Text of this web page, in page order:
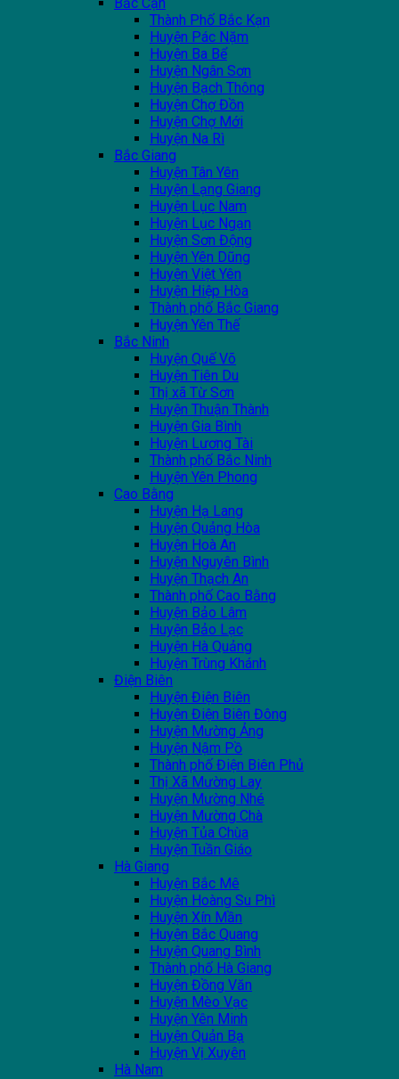
Thành Phố Bắc Kạn
Huyện Pác Nặm
Huyện Ba Bể
Huyện Ngân Sơn
Huyện Bạch Thông
Huyện Chợ Đồn
Huyện Chợ Mới
Huyện Na Rì
Bắc Giang
Huyện Tân Yên
Huyện Lạng Giang
Huyện Lục Nam
Huyện Lục Ngạn
Huyện Sơn Động
Huyện Yên Dũng
Huyện Việt Yên
Huyện Hiệp Hòa
Thành phố Bắc Giang
Huyện Yên Thế
Bắc Ninh
Huyện Quế Võ
Huyện Tiên Du
Thị xã Từ Sơn
Huyện Thuận Thành
Huyện Gia Bình
Huyện Lương Tài
Thành phố Bắc Ninh
Huyện Yên Phong
Cao Bằng
Huyện Hạ Lang
Huyện Quảng Hòa
Huyện Hoà An
Huyện Nguyên Bình
Huyện Thạch An
Thành phố Cao Bằng
Huyện Bảo Lâm
Huyện Bảo Lạc
Huyện Hà Quảng
Huyện Trùng Khánh
Điện Biên
Huyện Điện Biên
Huyện Điện Biên Đông
Huyện Mường Ảng
Huyện Nậm Pồ
Thành phố Điện Biên Phủ
Thị Xã Mường Lay
Huyện Mường Nhé
Huyện Mường Chà
Huyện Tủa Chùa
Huyện Tuần Giáo
Hà Giang
Huyện Bắc Mê
Huyện Hoàng Su Phì
Huyện Xín Mần
Huyện Bắc Quang
Huyện Quang Bình
Thành phố Hà Giang
Huyện Đồng Văn
Huyện Mèo Vạc
Huyện Yên Minh
Huyện Quản Bạ
Huyện Vị Xuyên
Hà Nam